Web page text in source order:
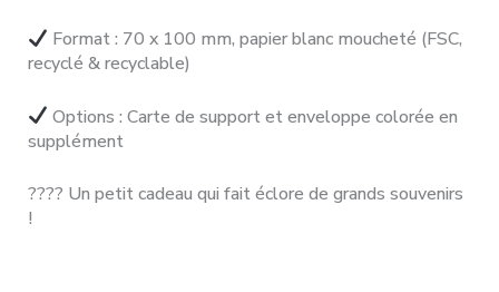
Format : 70 x 100 mm, papier blanc moucheté (FSC,
recyclé & recyclable)
Options : Carte de support et enveloppe colorée en
supplément
???? Un petit cadeau qui fait éclore de grands souvenirs
!